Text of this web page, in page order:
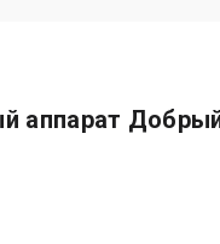
аппарат